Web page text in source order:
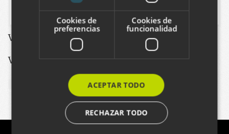
Ver este proyecto:
http://www.ekogunea.net/
Vea otros proyectos de este estilo
EDUCACION
Cookies de
preferencias
Cookies de
funcionalidad
ACEPTAR TODO
RECHAZAR TODO